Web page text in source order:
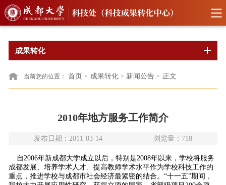
成果转化
当前您的位置： 首页 > 成果转化 > 新闻公告 > 正文
2010年地方服务工作简介
发布日期：2011-03-14 浏览量： 718
自2006年新成都大学成立以后，特别是2008年以来，学校将服务
成都发展、培养学术人才、提高教师学术水平作为学校科技工作的
重点，推进学校与成都市社会经济最紧密的结合。“十一五”期间，